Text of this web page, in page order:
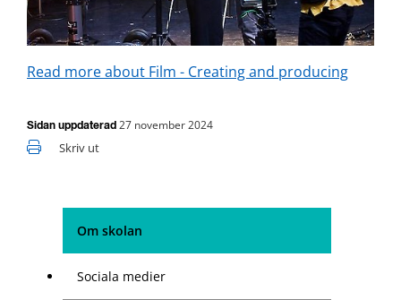
Om skolan
Sociala medier
Read more about Film - Creating and producing
Sidan uppdaterad 27 november 2024
Skriv ut